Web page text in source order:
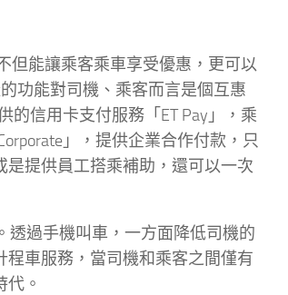
但能讓乘客乘車享受優惠，更可以
功能對司機、乘客而言是個互惠
的信用卡支付服務「ET Pay」，乘
」，提供企業合作付款，只
提供員工搭乘補助，還可以一次
透過手機叫車，一方面降低司機的
車服務，當司機和乘客之間僅有
。